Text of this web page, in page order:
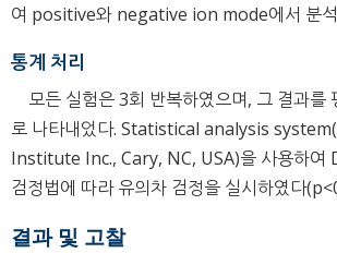
여 positive와 negative ion mode에서 분
통계 처리
모든 실험은 3회 반복하였으며, 그 결과를
로 나타내었다. Statistical analysis
Institute Inc., Cary, NC, USA)을 사용하여
검정법에 따라 유의차 검정을 실시하였다
결과 및 고찰